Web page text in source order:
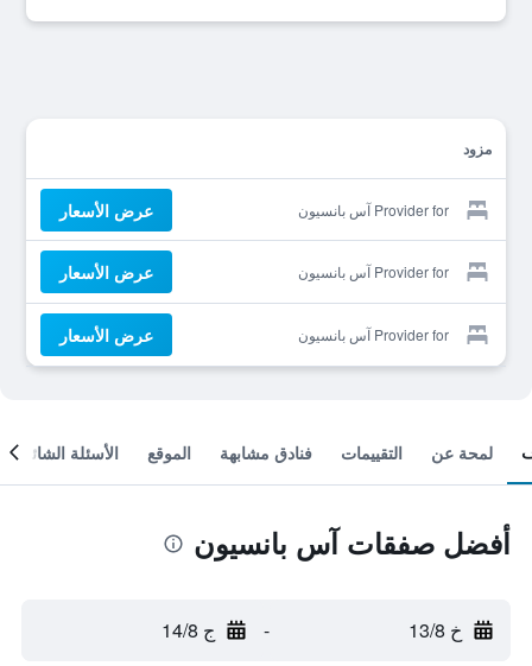
مزود
Provider for آس بانسيون عرض الأسعار
Provider for آس بانسيون عرض الأسعار
Provider for آس بانسيون عرض الأسعار
لمحة عن التقييمات فنادق مشابهة الموقع الأسئلة الشائعة
أفضل صفقات آس بانسيون
خ 13/8 - ج 14/8